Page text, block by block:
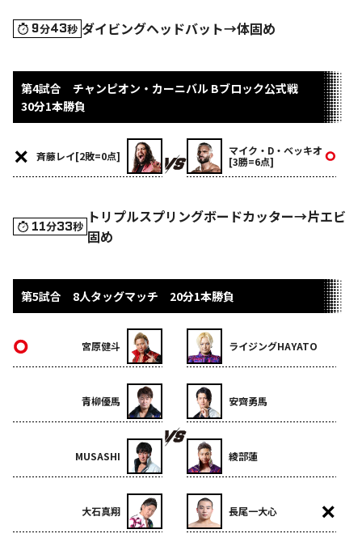
9分43秒 ダイビングヘッドバット→体固め
第4試合 チャンピオン・カーニバル Bブロック公式戦
30分1本勝負
斉藤レイ[2敗=0点]
マイク・D・ベッキオ
[3勝=6点]
11分33秒
トリプルスプリングボードカッター→片エビ
固め
第5試合 8人タッグマッチ 20分1本勝負
宮原健斗
青柳優馬
MUSASHI
大石真翔
ライジングHAYATO
安齊勇馬
綾部蓮
長尾一大心